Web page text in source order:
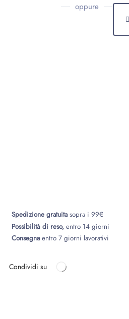
oppure
Spedizione gratuitasopra i 99€
Possibilità di reso, entro 14 giorni
Consegnaentro 7 giorni lavorativi
Condividi su